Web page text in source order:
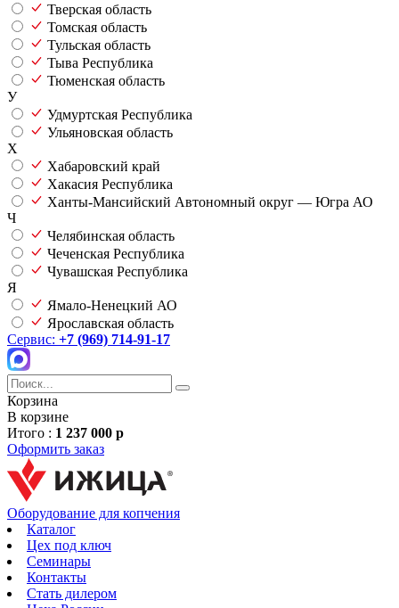
Тверская область
Томская область
Тульская область
Тыва Республика
Тюменская область
У
Удмуртская Республика
Ульяновская область
Х
Хабаровский край
Хакасия Республика
Ханты-Мансийский Автономный округ — Югра АО
Ч
Челябинская область
Чеченская Республика
Чувашская Республика
Я
Ямало-Ненецкий АО
Ярославская область
Сервис: +7 (969) 714-91-17
Корзина
В корзине
Итого : 1 237 000 р
Оформить заказ
Оборудование для копчения
Каталог
Цех под ключ
Семинары
Контакты
Стать дилером